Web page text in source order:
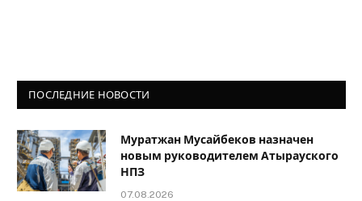
ПОСЛЕДНИЕ НОВОСТИ
Муратжан Мусайбеков назначен
новым руководителем Атырауского
НПЗ
07.08.2026